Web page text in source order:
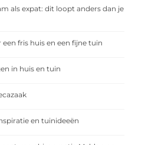
als expat: dit loopt anders dan je
fris huis en een fijne tuin
in huis en tuin
en tuinideeën